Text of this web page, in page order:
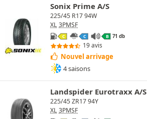
Sonix Prime A/S
225/45 R17 94W
XL 3PMSF
C C B 71 db
19 avis
Nouvel arrivage
4 saisons
Landspider Eurotraxx A/S
225/45 ZR17 94Y
XL 3PMSF